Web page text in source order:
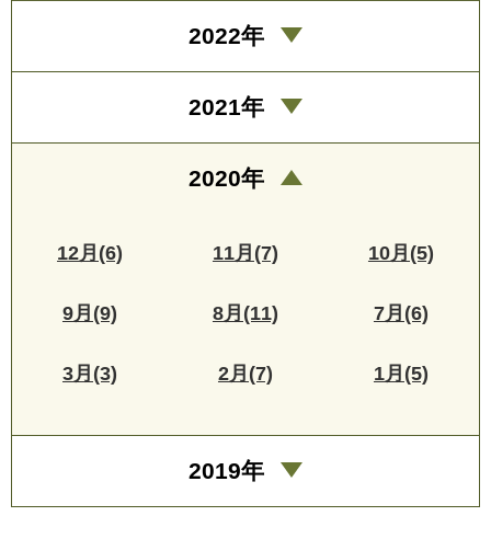
2022年
2021年
2020年
12月(6) 11月(7) 10月(5)
9月(9) 8月(11) 7月(6)
3月(3) 2月(7) 1月(5)
2019年